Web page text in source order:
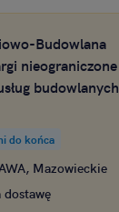
Budowlana
nieograniczone
budowlanych
do końca
Mazowieckie